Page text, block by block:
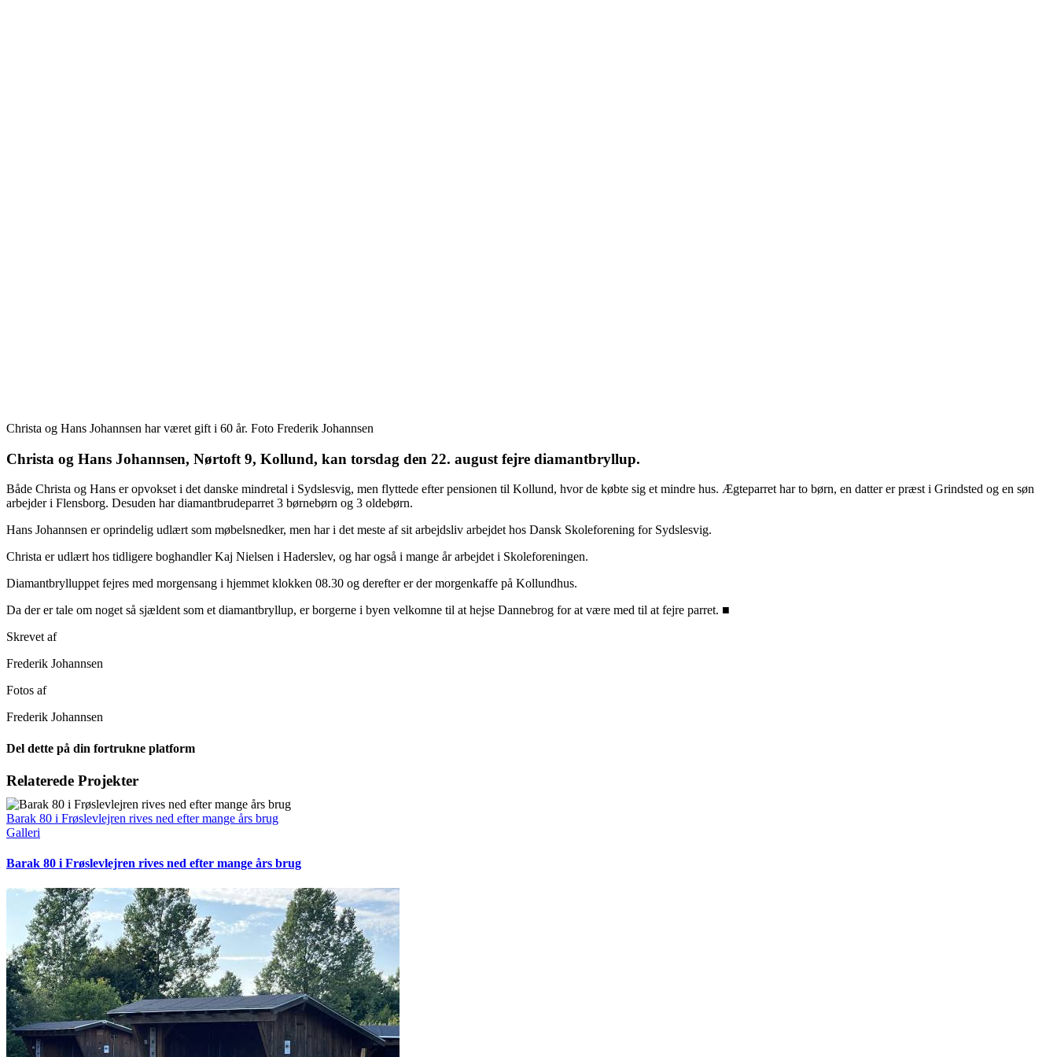
Christa og Hans Johannsen har været gift i 60 år. Foto Frederik Johannsen
Christa og Hans Johannsen, Nørtoft 9, Kollund, kan torsdag den 22. august fejre diamantbryllup.
Både Christa og Hans er opvokset i det danske mindretal i Sydslesvig, men flyttede efter pensionen til Kollund, hvor de købte sig et mindre hus. Ægteparret har to børn, en datter er præst i Grindsted og en søn
arbejder i Flensborg. Desuden har diamantbrudeparret 3 børnebørn og 3 oldebørn.
Hans Johannsen er oprindelig udlært som møbelsnedker, men har i det meste af sit arbejdsliv arbejdet hos Dansk Skoleforening for Sydslesvig.
Christa er udlært hos tidligere boghandler Kaj Nielsen i Haderslev, og har også i mange år arbejdet i Skoleforeningen.
Diamantbrylluppet fejres med morgensang i hjemmet klokken 08.30 og derefter er der morgenkaffe på Kollundhus.
Da der er tale om noget så sjældent som et diamantbryllup, er borgerne i byen velkomne til at hejse Dannebrog for at være med til at fejre parret. ■
Skrevet af
Frederik Johannsen
Fotos af
Frederik Johannsen
Del dette på din fortrukne platform
Facebook
X
LinkedIn
E-
Relaterede Projekter
Barak 80 i Frøslevlejren rives ned efter mange års brug
Galleri
Barak 80 i Frøslevlejren rives ned efter mange års brug